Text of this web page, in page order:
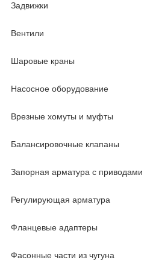
Задвижки
Вентили
Шаровые краны
Насосное оборудование
Врезные хомуты и муфты
Балансировочные клапаны
Запорная арматура с приводами
Регулирующая арматура
Фланцевые адаптеры
Фасонные части из чугуна